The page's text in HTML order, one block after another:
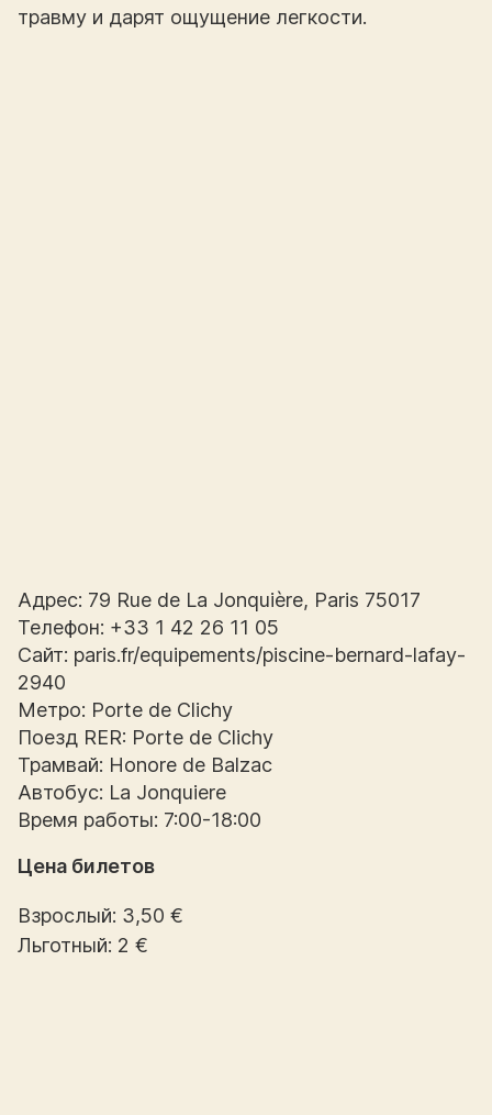
травму и дарят ощущение легкости.
Адрес: 79 Rue de La Jonquière, Paris 75017
Телефон: +33 1 42 26 11 05
Сайт: paris.fr/equipements/piscine-bernard-lafay-
2940
Метро: Porte de Clichy
Поезд RER: Porte de Clichy
Трамвай: Honore de Balzac
Автобус: La Jonquiere
Время работы: 7:00-18:00
Цена билетов
Взрослый: 3,50 €
Льготный: 2 €